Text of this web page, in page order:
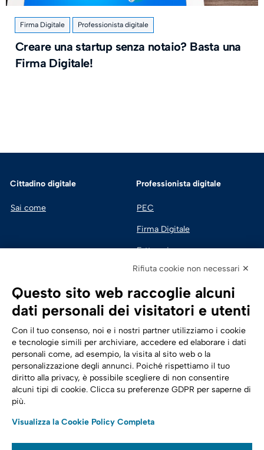
Firma Digitale Professionista digitale
Creare una startup senza notaio? Basta una
Firma Digitale!
Cittadino digitale
Sai come
Professionista digitale
PEC
Firma Digitale
Fatturazione
Sicurezza Digitale
Cloud
Trasformazione digitale
Energia
Telecomunicazioni
Automotive
Seguici su:
Rifiuta cookie non necessari ✕
Questo sito web raccoglie alcuni
dati personali dei visitatori e utenti
Con il tuo consenso, noi e i nostri partner utilizziamo i cookie
e tecnologie simili per archiviare, accedere ed elaborare i dati
personali come, ad esempio, la visita al sito web o la
personalizzazione degli annunci. Poiché rispettiamo il tuo
diritto alla privacy, è possibile scegliere di non consentire
alcuni tipi di cookie. Clicca su preferenze GDPR per saperne di
più.
Visualizza la Cookie Policy Completa